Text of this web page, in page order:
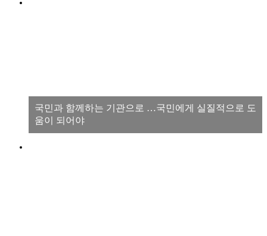
국민과 함께하는 기관으로 …국민에게 실질적으로 도
움이 되어야